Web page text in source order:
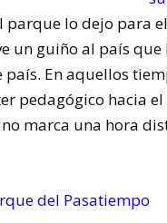
parque lo dejo para
un guiño al país
En aquellos
pedagógico hacia
marca una hora